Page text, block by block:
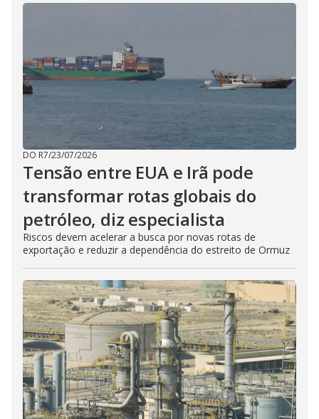
DO R7/23/07/2026
Tensão entre EUA e Irã pode
transformar rotas globais do
petróleo, diz especialista
Riscos devem acelerar a busca por novas rotas de
exportação e reduzir a dependência do estreito de Ormuz